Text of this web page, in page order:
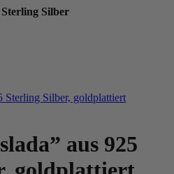
Sterling Silber
aus 925